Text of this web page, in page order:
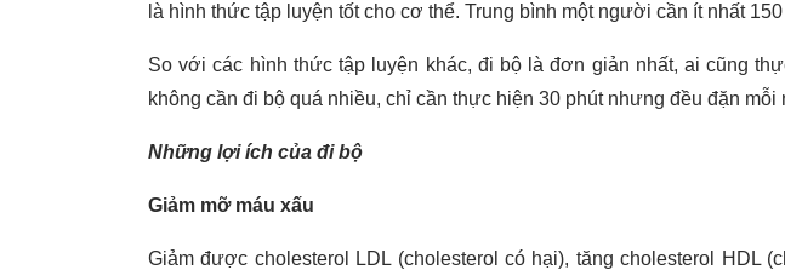
là hình thức tập luyện tốt cho cơ thể. Trung bình một người cần ít nhất
So với các hình thức tập luyện khác, đi bộ là đơn giản nhất, ai cũng
không cần đi bộ quá nhiều, chỉ cần thực hiện 30 phút nhưng đều đặn mỗi
Những lợi ích của đi bộ
Giảm mỡ máu xấu
Giảm được cholesterol LDL (cholesterol có hại), tăng cholesterol HDL